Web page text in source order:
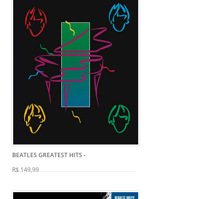
BEATLES GREATEST HITS -
R$ 149,99